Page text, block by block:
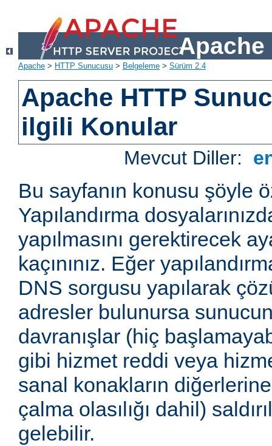
Apache
Apache > HTTP Sunucusu > Belgeleme > Sürüm 2.4
Apache HTTP
ilgili Konular
Mevcut Diller:
Bu sayfanın konusu şöyle
Yapılandırma
yapılmasını gerektirecek
kaçınınız. Eğer
DNS sorgusu yapılarak
adresler bulunursa
davranışlar (hiç
gibi hizmet reddi veya
sanal konakların
çalma olasılığı dahil)
gelebilir.